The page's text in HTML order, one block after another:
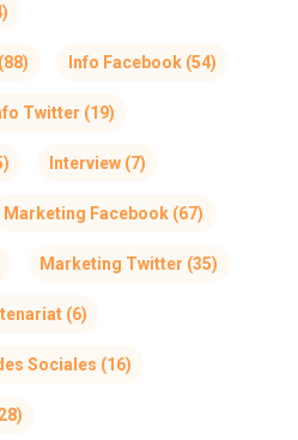
(88) Info Facebook(54)
Twitter (19)
Interview(7)
Marketing Facebook(67)
Marketing Twitter (35)
(6)
Sociales (16)